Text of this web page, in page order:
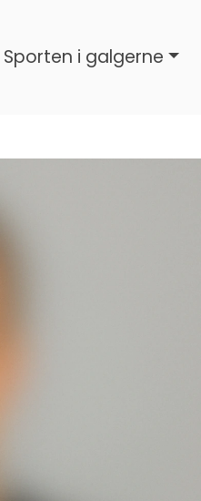
Sporten i galgerne